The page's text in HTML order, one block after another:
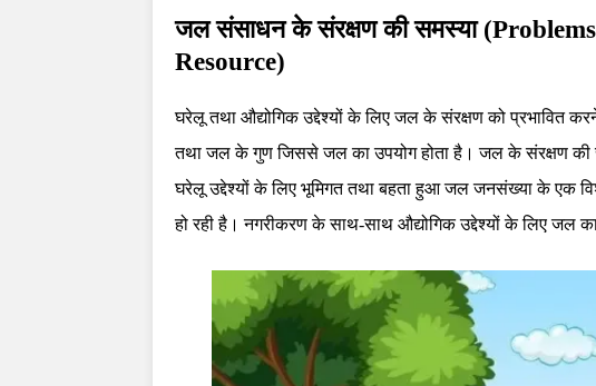
जल संसाधन के संरक्षण की समस्या
Resource)
घरेलू तथा औद्योगिक उद्देश्यों के लिए जल के संरक्षण को प्रभावित
तथा जल के गुण जिससे जल का उपयोग होता है। जल के संरक्षण की
घरेलू उद्देश्यों के लिए भूमिगत तथा बहता हुआ जल जनसंख्या के एक
हो रही है। नगरीकरण के साथ-साथ औद्योगिक उद्देश्यों के लिए जल